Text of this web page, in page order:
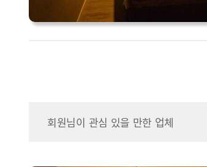
회원님이 관심 있을 만한 업체